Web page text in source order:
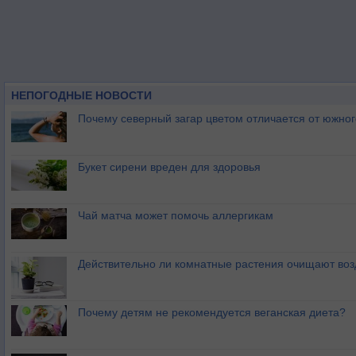
НЕПОГОДНЫЕ НОВОСТИ
Почему северный загар цветом отличается от
Букет сирени вреден для здоровья
Чай матча может помочь аллергикам
Действительно ли комнатные растения очищают
Почему детям не рекомендуется веганская диета?